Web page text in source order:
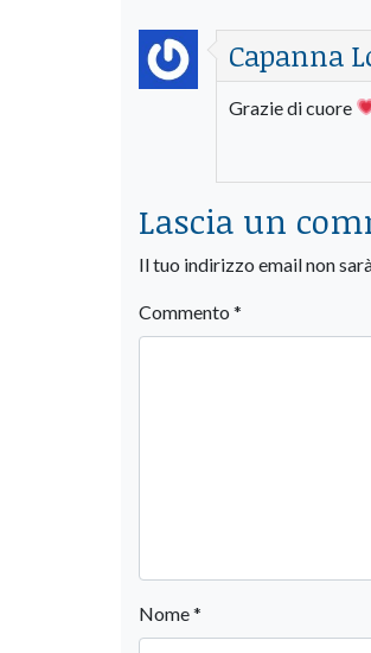
Capanna
Grazie di cuore
Lascia un
Il tuo indirizzo email non
Commento *
Nome*